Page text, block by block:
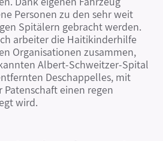
Personen zu den sehr weit
Spitälern gebracht werden.
arbeiter die Haitikinderhilfe
Organisationen zusammen,
Albert-Schweitzer-Spital
Deschappelles, mit
Patenschaft einen regen
wird.